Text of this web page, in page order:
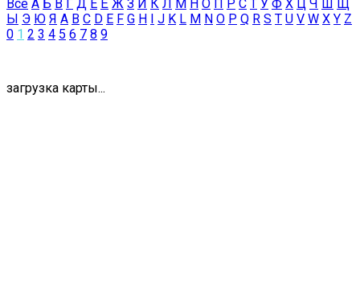
Все А Б В Г Д Е Ё Ж З И К Л М Н О П Р С Т У Ф Х Ц Ч Ш Щ
Ы Э Ю Я A B C D E F G H I J K L M N O P Q R S T U V W X Y Z
0 1 2 3 4 5 6 7 8 9
загрузка карты...